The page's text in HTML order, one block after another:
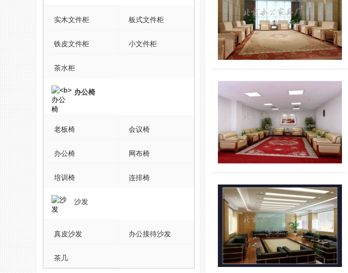
实木文件柜 板式文件柜
铁皮文件柜 小文件柜
茶水柜
办公椅
老板椅 会议椅
办公椅 网布椅
培训椅 连排椅
沙发
真皮沙发 办公接待沙发
茶几